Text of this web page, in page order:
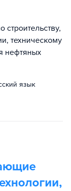
строительству,
техническому
нефтяных
язык